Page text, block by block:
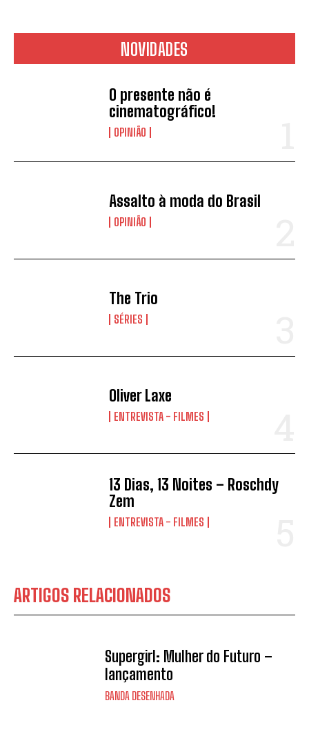
NOVIDADES
O presente não é
cinematográfico!
OPINIÃO
Assalto à moda do Brasil
OPINIÃO
The Trio
SÉRIES
Oliver Laxe
ENTREVISTA - FILMES
13 Dias, 13 Noites – Roschdy
Zem
ENTREVISTA - FILMES
ARTIGOS RELACIONADOS
Supergirl: Mulher do Futuro –
lançamento
BANDA DESENHADA